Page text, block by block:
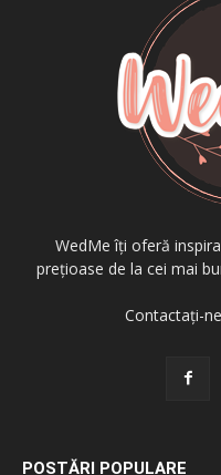
WedMe îți oferă
prețioase de la cei mai
Contactați-
POSTĂRI POPULARE